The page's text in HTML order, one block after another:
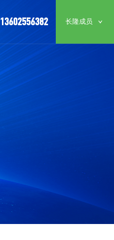
13602556382 长隆成员